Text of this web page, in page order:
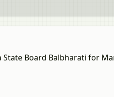
Board Balbharati for